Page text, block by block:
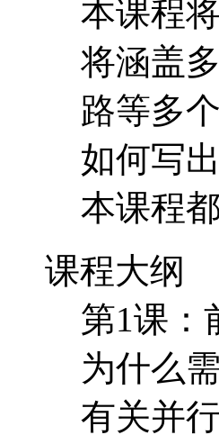
本课程
将涵盖
路等多
如何写
本课程
课程大纲
第1课：
为什么
有关并